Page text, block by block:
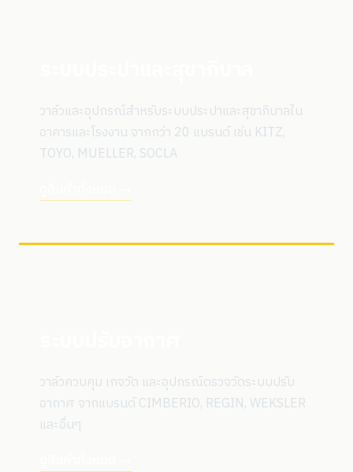
วาล์วและอุปกรณ์สำหรับระบบประปาและสุขาภิบาลใน
อาคารและโรงงาน จากกว่า 20 แบรนด์ เช่น KITZ,
TOYO, MUELLER, SOCLA
วาล์วควบคุม เกจวัด และอุปกรณ์ตรวจวัดระบบปรับ
อากาศ จากแบรนด์ CIMBERIO, REGIN, WEKSLER
และอื่นๆ